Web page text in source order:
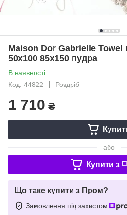
Maison Dor Gabrielle Towel
50х100 85х150 пудра
В наявності
Код: 44822
Роздріб
1 710 ₴
або
Купити з
Що таке купити з Пром?
Замовлення під захистом